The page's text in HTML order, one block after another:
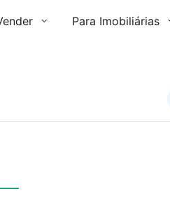
Para Imobiliárias